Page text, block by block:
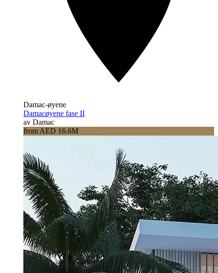
Damac-øyene
Damacøyene fase II
av Damac
from AED 16.6M